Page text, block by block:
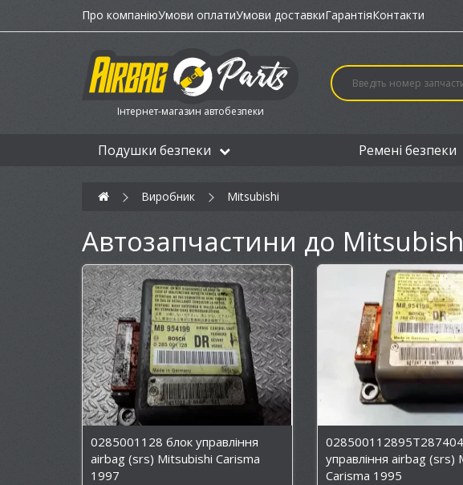
Про компаніюУмови оплатиУмови доставкиГарантіяКонтакти
Інтернет-магазин автобезпеки
Подушки безпеки Ремені безпеки
Виробник Mitsubishi
Автозапчастини до
0285001128 блок управління
airbag (srs) Mitsubishi Carisma
1997
управління airbag (srs)
Carisma 1995